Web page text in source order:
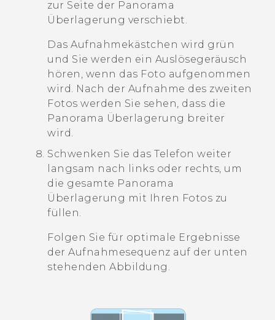
zur Seite der Panorama
Überlagerung verschiebt.
Das Aufnahmekästchen wird grün
und Sie werden ein Auslösegeräusch
hören, wenn das Foto aufgenommen
wird. Nach der Aufnahme des zweiten
Fotos werden Sie sehen, dass die
Panorama Überlagerung breiter
wird.
Schwenken Sie das Telefon weiter
langsam nach links oder rechts, um
die gesamte Panorama
Überlagerung mit Ihren Fotos zu
füllen.
Folgen Sie für optimale Ergebnisse
der Aufnahmesequenz auf der unten
stehenden Abbildung.